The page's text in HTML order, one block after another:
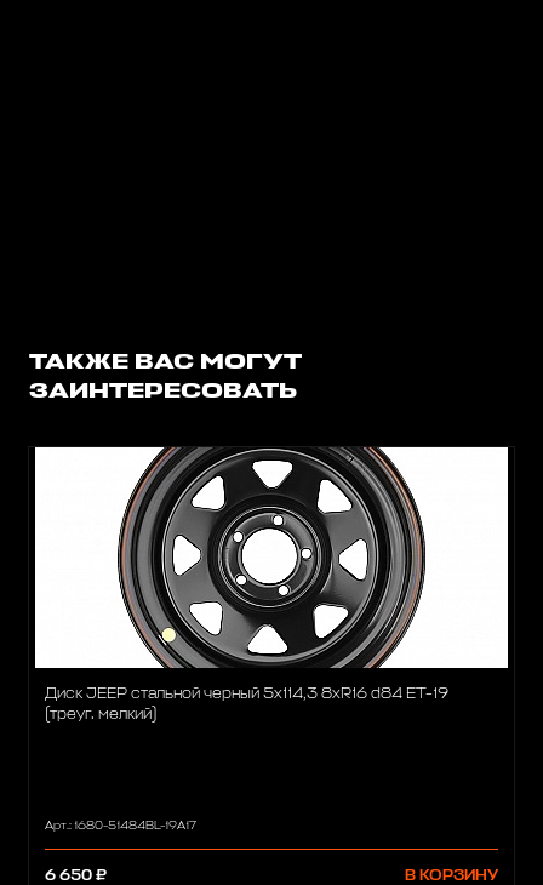
ТАКЖЕ ВАС МОГУТ
ЗАИНТЕРЕСОВАТЬ
Диск JEEP стальной черный 5х114,3 8xR16 d84 ET-19
(треуг. мелкий)
Арт.: 1680-51484BL-19A17
6 650 ₽ В КОРЗИНУ